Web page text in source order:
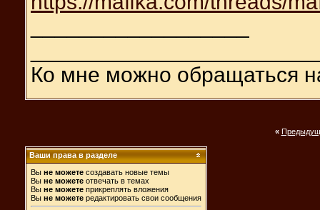
Ко мне можно обращаться
«
Ваши права в разделе
Вы не можете создавать новые темы
Вы не можете отвечать в темах
Вы не можете прикреплять вложения
Вы не можете редактировать свои сообщения